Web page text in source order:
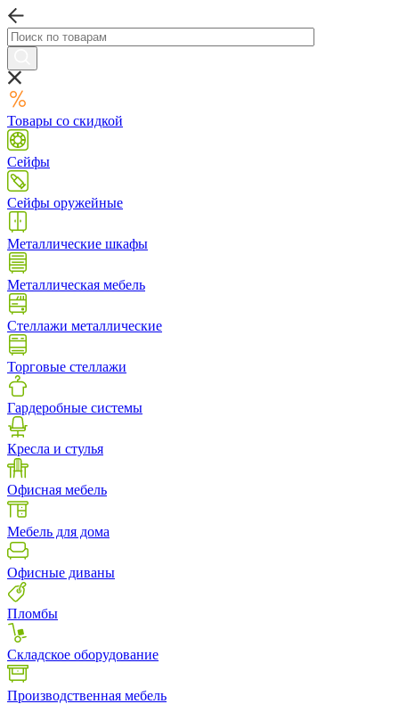
Товары со скидкой
Сейфы
Сейфы оружейные
Металлические шкафы
Металлическая мебель
Стеллажи металлические
Торговые стеллажи
Гардеробные системы
Кресла и стулья
Офисная мебель
Мебель для дома
Офисные диваны
Пломбы
Складское оборудование
Производственная мебель